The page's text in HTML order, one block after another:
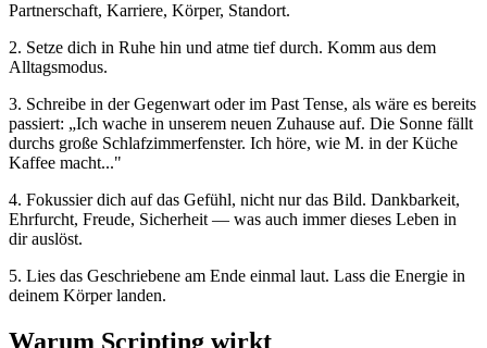
Partnerschaft, Karriere, Körper, Standort.
2. Setze dich in Ruhe hin und atme tief durch. Komm aus dem
Alltagsmodus.
3. Schreibe in der Gegenwart oder im Past Tense, als wäre es bereits
passiert: „Ich wache in unserem neuen Zuhause auf. Die Sonne fällt
durchs große Schlafzimmerfenster. Ich höre, wie M. in der Küche
Kaffee macht..."
4. Fokussier dich auf das Gefühl, nicht nur das Bild. Dankbarkeit,
Ehrfurcht, Freude, Sicherheit — was auch immer dieses Leben in
dir auslöst.
5. Lies das Geschriebene am Ende einmal laut. Lass die Energie in
deinem Körper landen.
Warum Scripting wirkt